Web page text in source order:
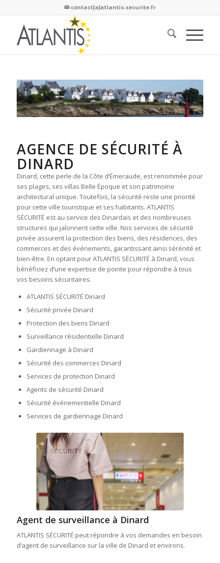
contact[a]atlantis-securite.fr
AGENCE DE SÉCURITÉ À
DINARD
Dinard, cette perle de la Côte d’Émeraude, est renommée pour
ses plages, ses villas Belle Époque et son patrimoine
architectural unique. Toutefois, la sécurité reste une priorité
pour cette ville touristique et ses habitants. ATLANTIS
SÉCURITÉ est au service des Dinardais et des nombreuses
structures qui jalonnent cette ville. Nos services de sécurité
privée assurent la protection des biens, des résidences, des
commerces et des événements, garantissant ainsi sérénité et
bien-être. En optant pour ATLANTIS SÉCURITÉ à Dinard, vous
bénéficiez d’une expertise de pointe pour répondre à tous
vos besoins sécuritaires.
ATLANTIS SÉCURITÉ Dinard
Sécurité privée Dinard
Protection des biens Dinard
Surveillance résidentielle Dinard
Gardiennage à Dinard
Sécurité des commerces Dinard
Services de protection Dinard
Agents de sécurité Dinard
Sécurité événementielle Dinard
Services de gardiennage Dinard
Agent de surveillance à Dinard
ATLANTIS SÉCURITÉ peut répondre à vos demandes en besoin
d’agent de surveillance sur la ville de Dinard et environs.